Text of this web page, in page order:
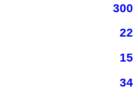
300
22
15
34